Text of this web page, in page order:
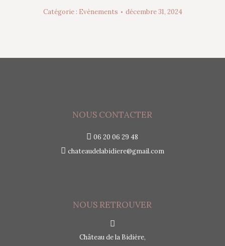
Catégorie : Evènements décembre 31, 2024
NOUS CONTACTER
06 20 06 29 48
chateaudelabidiere@gmail.com
NOUS RETROUVER
Château de la Bidière,